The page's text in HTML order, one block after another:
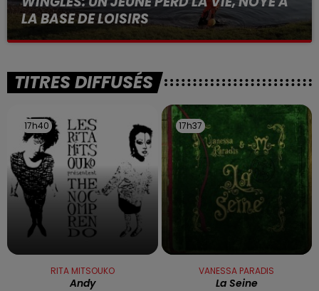
LA BASE DE LOISIRS
La victime a coulé à pic
TITRES DIFFUSÉS
17h40
17h40
RITA MITSOUKO
Andy
17h37
17h37
VANESSA PARADIS
La Seine